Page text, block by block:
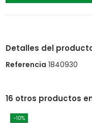
Detalles del
Referencia 1840930
16 otros productos
-10%